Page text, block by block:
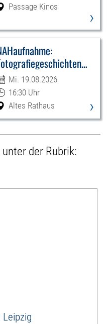
Passage Kinos
›
Mi. 19.08.2026
16:30 Uhr
Altes Rathaus
›
der Rubrik: